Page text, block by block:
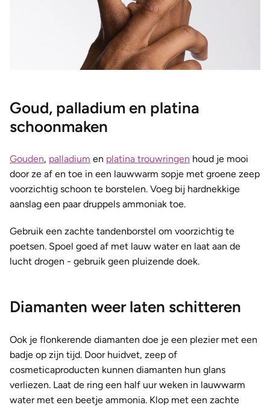
Goud, palladium en platina
schoonmaken
Gouden, palladium en platina trouwringen houd je mooi
door ze af en toe in een lauwwarm sopje met groene zeep
voorzichtig schoon te borstelen. Voeg bij hardnekkige
aanslag een paar druppels ammoniak toe.
Gebruik een zachte tandenborstel om voorzichtig te
poetsen. Spoel goed af met lauw water en laat aan de
lucht drogen - gebruik geen pluizende doek.
Diamanten weer laten schitteren
Ook je flonkerende diamanten doe je een plezier met een
badje op zijn tijd. Door huidvet, zeep of
cosmeticaproducten kunnen diamanten hun glans
verliezen. Laat de ring een half uur weken in lauwwarm
water met een beetje ammonia. Klop met een zachte